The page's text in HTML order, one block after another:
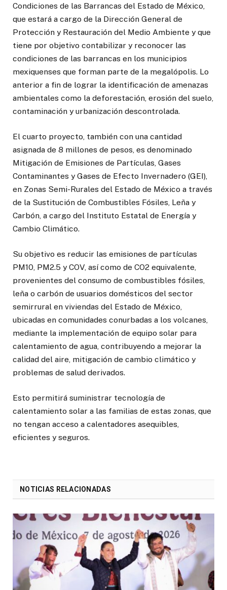
Condiciones de las Barrancas del Estado de México,
que estará a cargo de la Dirección General de
Protección y Restauración del Medio Ambiente y que
tiene por objetivo contabilizar y reconocer las
condiciones de las barrancas en los municipios
mexiquenses que forman parte de la megalópolis. Lo
anterior a fin de lograr la identificación de amenazas
ambientales como la deforestación, erosión del suelo,
contaminación y urbanización descontrolada.
El cuarto proyecto, también con una cantidad
asignada de 8 millones de pesos, es denominado
Mitigación de Emisiones de Partículas, Gases
Contaminantes y Gases de Efecto Invernadero (GEI),
en Zonas Semi-Rurales del Estado de México a través
de la Sustitución de Combustibles Fósiles, Leña y
Carbón, a cargo del Instituto Estatal de Energía y
Cambio Climático.
Su objetivo es reducir las emisiones de partículas
PM10, PM2.5 y COV, así como de CO2 equivalente,
provenientes del consumo de combustibles fósiles,
leña o carbón de usuarios domésticos del sector
semirrural en viviendas del Estado de México,
ubicadas en comunidades conurbadas a los volcanes,
mediante la implementación de equipo solar para
calentamiento de agua, contribuyendo a mejorar la
calidad del aire, mitigación de cambio climático y
problemas de salud derivados.
Esto permitirá suministrar tecnología de
calentamiento solar a las familias de estas zonas, que
no tengan acceso a calentadores asequibles,
eficientes y seguros.
NOTICIAS RELACIONADAS